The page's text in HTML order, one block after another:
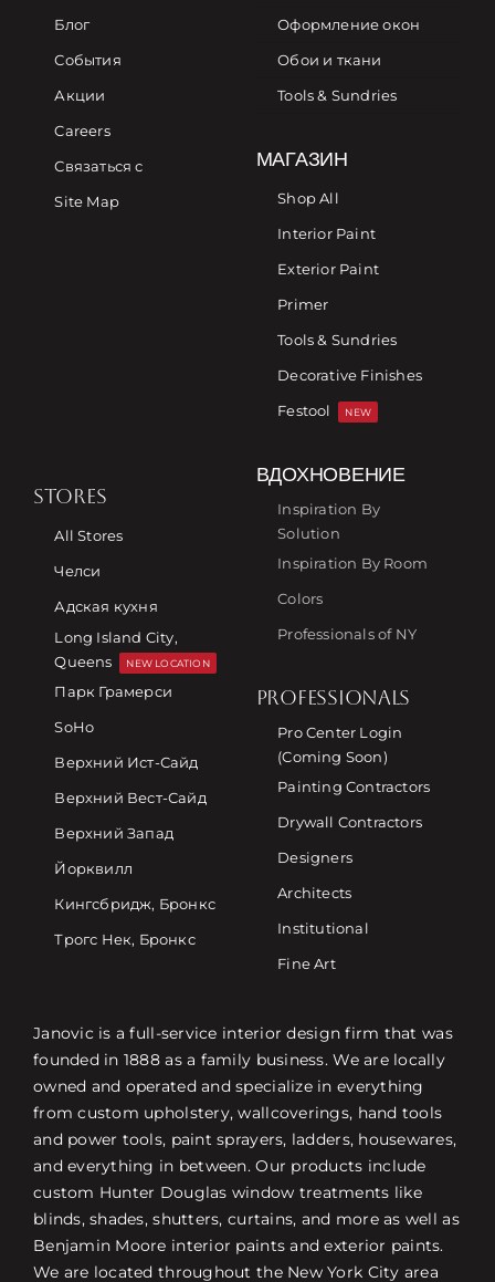
Блог
События
Акции
Careers
Связаться с
Site Map
Оформление окон
Обои и ткани
Tools & Sundries
МАГАЗИН
Shop All
Interior Paint
Exterior Paint
Primer
Tools & Sundries
Decorative Finishes
Festool
NEW
STORES
All Stores
Челси
Адская кухня
Long Island City,
Queens
NEW LOCATION
Парк Грамерси
SoHo
Верхний Ист-Сайд
Верхний Вест-Сайд
Верхний Запад
Йорквилл
Кингсбридж, Бронкс
Трогс Нек, Бронкс
ВДОХНОВЕНИЕ
Inspiration By
Solution
Inspiration By Room
Colors
Professionals of NY
PROFESSIONALS
Pro Center Login
(Coming Soon)
Painting Contractors
Drywall Contractors
Designers
Architects
Institutional
Fine Art
Janovic is a full-service interior design firm that was
founded in 1888 as a family business. We are locally
owned and operated and specialize in everything
from custom upholstery, wallcoverings, hand tools
and power tools, paint sprayers, ladders, housewares,
and everything in between. Our products include
custom Hunter Douglas window treatments like
blinds, shades, shutters, curtains, and more as well as
Benjamin Moore interior paints and exterior paints.
We are located throughout the New York City area